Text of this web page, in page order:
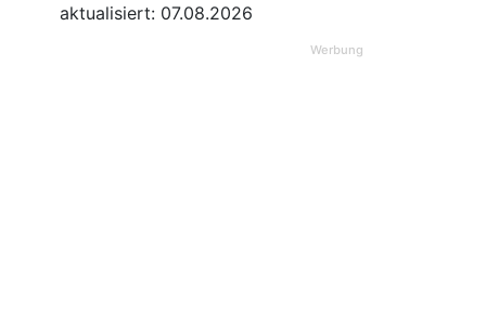
aktualisiert: 07.08.2026
Werbung